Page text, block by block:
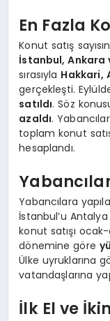
En Fazla
Konut satış
İstanbul, Ankara
sırasıyla Hakkari,
gerçekleşti.
satıldı. Söz
azaldı.
toplam konut
hesaplandı.
Yabancılara
İstanbul’u
konut satışı
dönemine göre
Ülke uyruklarına
vatandaşlarına
İlk El ve